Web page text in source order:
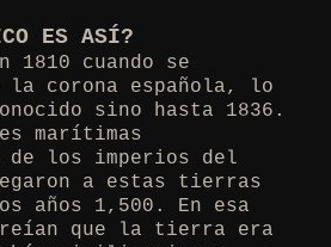
ES ASÍ?
1810 cuando se
la corona española, lo
sino hasta 1836.
marítimas
de los imperios del
a estas tierras
años 1,500. En esa
creían que la tierra era